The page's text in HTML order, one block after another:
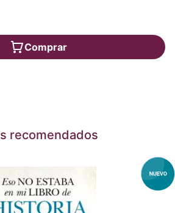
Comprar
recomendados